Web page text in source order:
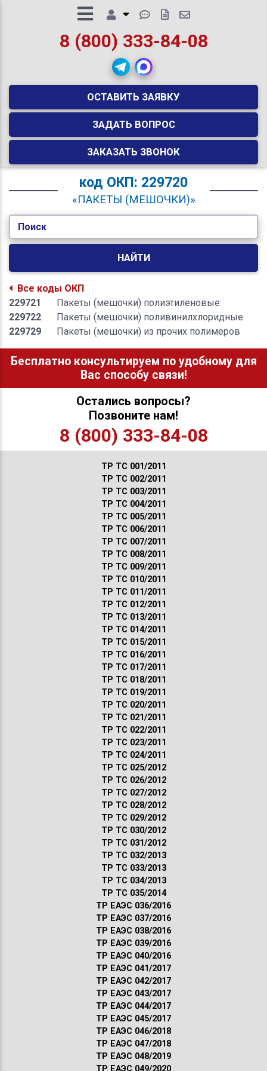
8 (800) 333-84-08
ОСТАВИТЬ ЗАЯВКУ
ЗАДАТЬ ВОПРОС
ЗАКАЗАТЬ ЗВОНОК
код ОКП: 229720
«ПАКЕТЫ (МЕШОЧКИ)»
Поиск
НАЙТИ
Все коды ОКП
229721
Пакеты (мешочки) полиэтиленовые
229722
Пакеты (мешочки) поливинилхлоридные
229729
Пакеты (мешочки) из прочих полимеров
Бесплатно консультируем по удобному для
Вас способу связи!
Остались вопросы?
Позвоните нам!
8 (800) 333-84-08
ТР ТС 001/2011
ТР ТС 002/2011
ТР ТС 003/2011
ТР ТС 004/2011
ТР ТС 005/2011
ТР ТС 006/2011
ТР ТС 007/2011
ТР ТС 008/2011
ТР ТС 009/2011
ТР ТС 010/2011
ТР ТС 011/2011
ТР ТС 012/2011
ТР ТС 013/2011
ТР ТС 014/2011
ТР ТС 015/2011
ТР ТС 016/2011
ТР ТС 017/2011
ТР ТС 018/2011
ТР ТС 019/2011
ТР ТС 020/2011
ТР ТС 021/2011
ТР ТС 022/2011
ТР ТС 023/2011
ТР ТС 024/2011
ТР ТС 025/2012
ТР ТС 026/2012
ТР ТС 027/2012
ТР ТС 028/2012
ТР ТС 029/2012
ТР ТС 030/2012
ТР ТС 031/2012
ТР ТС 032/2013
ТР ТС 033/2013
ТР ТС 034/2013
ТР ТС 035/2014
ТР ЕАЭС 036/2016
ТР ЕАЭС 037/2016
ТР ЕАЭС 038/2016
ТР ЕАЭС 039/2016
ТР ЕАЭС 040/2016
ТР ЕАЭС 041/2017
ТР ЕАЭС 042/2017
ТР ЕАЭС 043/2017
ТР ЕАЭС 044/2017
ТР ЕАЭС 045/2017
ТР ЕАЭС 046/2018
ТР ЕАЭС 047/2018
ТР ЕАЭС 048/2019
ТР ЕАЭС 049/2020